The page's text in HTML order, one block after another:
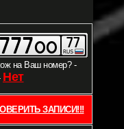
на Ваш номер? -
Нет
ЗАПИСИ!!!